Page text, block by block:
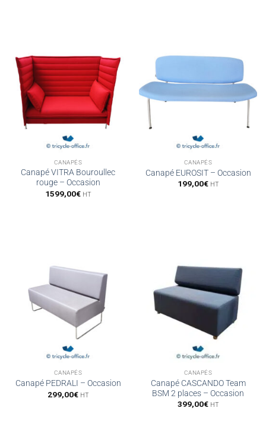
CANAPÉS
Canapé VITRA Bouroullec
rouge – Occasion
1599,00€ HT
CANAPÉS
Canapé EUROSIT – Occasion
199,00€ HT
CANAPÉS
Canapé PEDRALI – Occasion
299,00€ HT
CANAPÉS
Canapé CASCANDO Team
BSM 2 places – Occasion
399,00€ HT